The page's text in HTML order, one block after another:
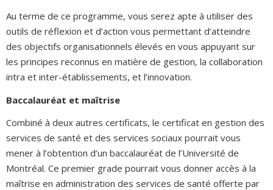
Au terme de ce programme, vous serez apte à utiliser des
outils de réflexion et d’action vous permettant d’atteindre
des objectifs organisationnels élevés en vous appuyant sur
les principes reconnus en matière de gestion, la collaboration
intra et inter-établissements, et l’innovation.
Baccalauréat et maîtrise
Combiné à deux autres certificats, le certificat en gestion des
services de santé et des services sociaux pourrait vous
mener à l’obtention d’un baccalauréat de l’Université de
Montréal. Ce premier grade pourrait vous donner accès à la
maîtrise en administration des services de santé offerte par